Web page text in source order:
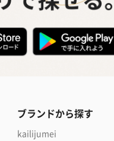
ブランドから探す
kailijumei